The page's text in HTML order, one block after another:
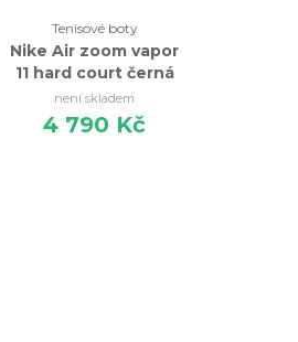
Tenisové boty
Nike Air zoom vapor
11 hard court černá
není skladem
4 790 Kč